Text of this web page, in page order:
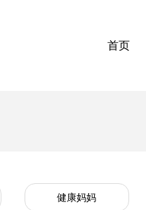
首页
健康妈妈